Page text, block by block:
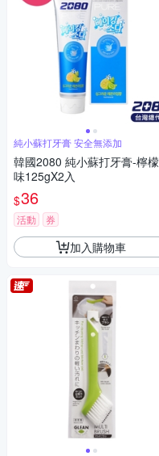
純小蘇打牙膏 安全無添加
韓國2080 純小蘇打牙膏-檸檬
味125gX2入
$36
活動 券
加入購物車